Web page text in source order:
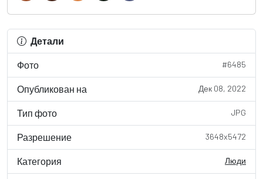
Детали
Фото #6485
Опубликован на Дек 08, 2022
Тип фото JPG
Разрешение 3648x5472
Категория Люди